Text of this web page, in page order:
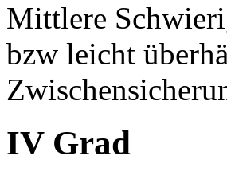
Mittlere
bzw leicht
IV Grad